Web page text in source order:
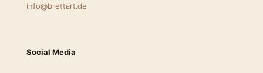
info@brettart.de
Social Media